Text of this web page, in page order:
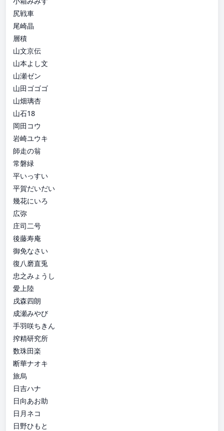
尻戦車
尾崎晶
層積
山文京伝
山本よし文
山瀬ゼン
山田ゴゴゴ
山畑璃杏
山石18
岡田コウ
岩崎ユウキ
師走の翁
常磐緑
平いっすい
平賀だいだい
幾花にいろ
広弥
庄司二号
後藤寿庵
御免なさい
復八磨直兎
忠之みょうし
愛上陸
戌森四朗
成瀬みやび
手羽咲ちきん
搾精研究所
数珠田楽
断華ナオキ
旅烏
日吉ハナ
日向あお助
日月ネコ
日野ひもと